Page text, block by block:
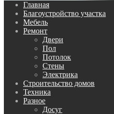
Главная
Благоустройство участка
Мебель
Ремонт
Двери
Пол
Потолок
Стены
Электрика
Строительство домов
Техника
Разное
Досуг